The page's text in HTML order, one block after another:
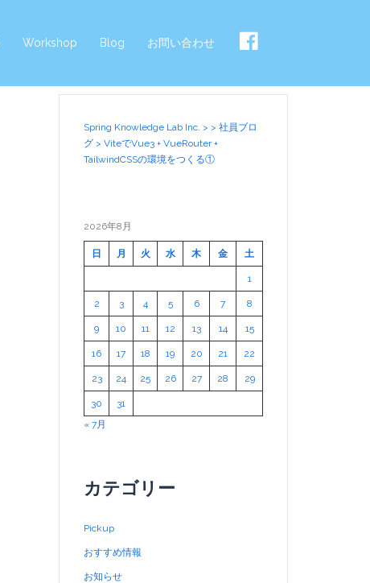
Workshop Blog お問い合わせ
Spring Knowledge Lab Inc. > > 社員ブロ
グ > ViteでVue3 + VueRouter +
TailwindCSSの環境をつくる①
2026年8月
日 月 火 水 木 金 土
1
2 3 4 5 6 7 8
9 10 11 12 13 14 15
16 17 18 19 20 21 22
23 24 25 26 27 28 29
30
31
« 7月
カテゴリー
Pickup
おすすめ情報
お知らせ